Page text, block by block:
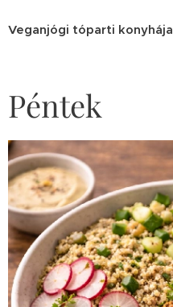
Veganjógi tóparti konyhája
Péntek